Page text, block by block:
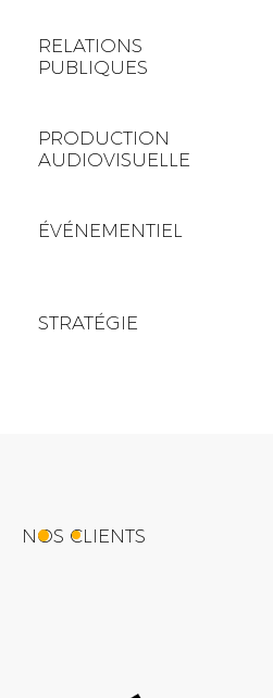
RELATIONS
PUBLIQUES
PRODUCTION
AUDIOVISUELLE
ÉVÉNEMENTIEL
STRATÉGIE
NOS CLIENTS